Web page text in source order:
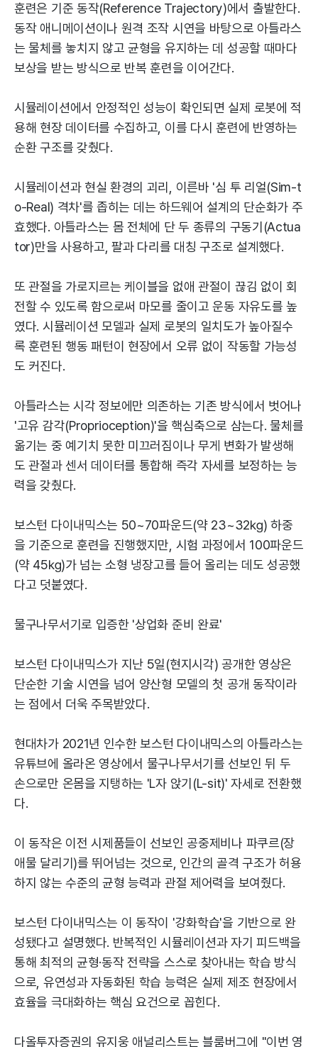
훈련은 기준 동작(Reference Trajectory)에서 출발한다.
동작 애니메이션이나 원격 조작 시연을 바탕으로 아틀라스
는 물체를 놓치지 않고 균형을 유지하는 데 성공할 때마다
보상을 받는 방식으로 반복 훈련을 이어간다.
시뮬레이션에서 안정적인 성능이 확인되면 실제 로봇에 적
용해 현장 데이터를 수집하고, 이를 다시 훈련에 반영하는
순환 구조를 갖췄다.
시뮬레이션과 현실 환경의 괴리, 이른바 '심 투 리얼(Sim-t
o-Real) 격차'를 좁히는 데는 하드웨어 설계의 단순화가 주
효했다. 아틀라스는 몸 전체에 단 두 종류의 구동기(Actua
tor)만을 사용하고, 팔과 다리를 대칭 구조로 설계했다.
또 관절을 가로지르는 케이블을 없애 관절이 끊김 없이 회
전할 수 있도록 함으로써 마모를 줄이고 운동 자유도를 높
였다. 시뮬레이션 모델과 실제 로봇의 일치도가 높아질수
록 훈련된 행동 패턴이 현장에서 오류 없이 작동할 가능성
도 커진다.
아틀라스는 시각 정보에만 의존하는 기존 방식에서 벗어나
'고유 감각(Proprioception)'을 핵심축으로 삼는다. 물체를
옮기는 중 예기치 못한 미끄러짐이나 무게 변화가 발생해
도 관절과 센서 데이터를 통합해 즉각 자세를 보정하는 능
력을 갖췄다.
보스턴 다이내믹스는 50~70파운드(약 23~32㎏) 하중
을 기준으로 훈련을 진행했지만, 시험 과정에서 100파운드
(약 45㎏)가 넘는 소형 냉장고를 들어 올리는 데도 성공했
다고 덧붙였다.
물구나무서기로 입증한 '상업화 준비 완료'
보스턴 다이내믹스가 지난 5일(현지시각) 공개한 영상은
단순한 기술 시연을 넘어 양산형 모델의 첫 공개 동작이라
는 점에서 더욱 주목받았다.
현대차가 2021년 인수한 보스턴 다이내믹스의 아틀라스는
유튜브에 올라온 영상에서 물구나무서기를 선보인 뒤 두
손으로만 온몸을 지탱하는 'L자 앉기(L-sit)' 자세로 전환했
다.
이 동작은 이전 시제품들이 선보인 공중제비나 파쿠르(장
애물 달리기)를 뛰어넘는 것으로, 인간의 골격 구조가 허용
하지 않는 수준의 균형 능력과 관절 제어력을 보여줬다.
보스턴 다이내믹스는 이 동작이 '강화학습'을 기반으로 완
성됐다고 설명했다. 반복적인 시뮬레이션과 자기 피드백을
통해 최적의 균형·동작 전략을 스스로 찾아내는 학습 방식
으로, 유연성과 자동화된 학습 능력은 실제 제조 현장에서
효율을 극대화하는 핵심 요건으로 꼽힌다.
다올투자증권의 유지웅 애널리스트는 블룸버그에 "이번 영